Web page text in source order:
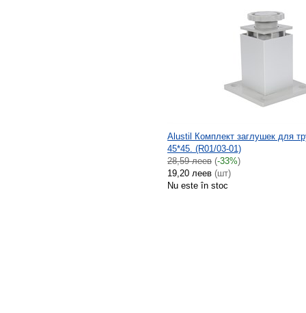
Alustil Комплект заглушек для
45*45. (R01/03-01)
28,59 леев (-33%)
19,20 леев (шт)
Nu este în stoc